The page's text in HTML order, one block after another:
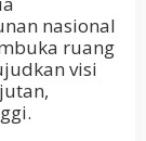
nasional
ruang
visi